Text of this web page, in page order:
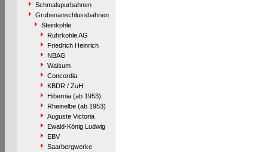
Schmalspurbahnen
Grubenanschlussbahnen
Steinkohle
Ruhrkohle AG
Friedrich Heinrich
NBAG
Walsum
Concordia
KBDR / ZuH
Hibernia (ab 1953)
Rheinelbe (ab 1953)
Auguste Victoria
Ewald-König Ludwig
EBV
Saarbergwerke